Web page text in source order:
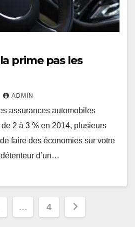
prime pas les
ADMIN
assurances automobiles
2 à 3 % en 2014, plusieurs
faire des économies sur votre
d’un…
… 4